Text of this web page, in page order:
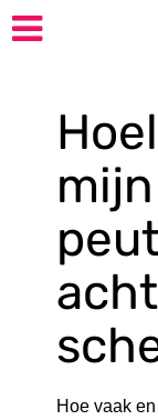
Hoe vaak